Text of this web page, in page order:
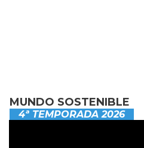
MUNDO SOSTENIBLE
4ª TEMPORADA 2026